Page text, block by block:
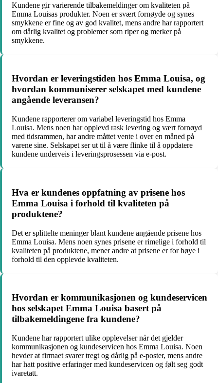
Kundene gir varierende tilbakemeldinger om kvaliteten på
Emma Louisas produkter. Noen er svært fornøyde og synes
smykkene er fine og av god kvalitet, mens andre har rapportert
om dårlig kvalitet og problemer som riper og merker på
smykkene.
Hvordan er leveringstiden hos Emma Louisa, og
hvordan kommuniserer selskapet med kundene
angående leveransen?
Kundene rapporterer om variabel leveringstid hos Emma
Louisa. Mens noen har opplevd rask levering og vært fornøyd
med tidsrammen, har andre måttet vente i over en måned på
varene sine. Selskapet ser ut til å være flinke til å oppdatere
kundene underveis i leveringsprosessen via e-post.
Hva er kundenes oppfatning av prisene hos
Emma Louisa i forhold til kvaliteten på
produktene?
Det er splittelte meninger blant kundene angående prisene hos
Emma Louisa. Mens noen synes prisene er rimelige i forhold til
kvaliteten på produktene, mener andre at prisene er for høye i
forhold til den opplevde kvaliteten.
Hvordan er kommunikasjonen og kundeservicen
hos selskapet Emma Louisa basert på
tilbakemeldingene fra kundene?
Kundene har rapportert ulike opplevelser når det gjelder
kommunikasjonen og kundeservicen hos Emma Louisa. Noen
hevder at firmaet svarer tregt og dårlig på e-poster, mens andre
har hatt positive erfaringer med kundeservicen og følt seg godt
ivaretatt.